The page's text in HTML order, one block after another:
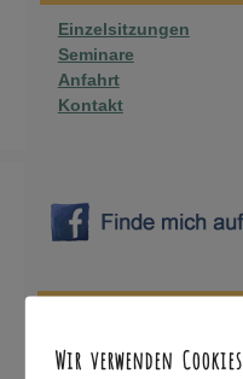
Einzelsitzungen
Seminare
Anfahrt
Kontakt
Wir verwenden Cookies